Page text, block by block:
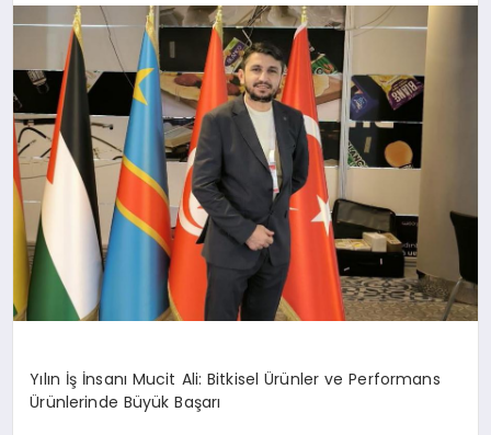
SIYASET
SPOR
YAŞAM
Yılın İş İnsanı Mucit Ali: Bitkisel Ürünler ve Performans
Ürünlerinde Büyük Başarı